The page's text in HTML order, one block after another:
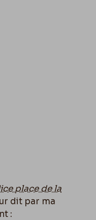
place de la
dit par ma
: